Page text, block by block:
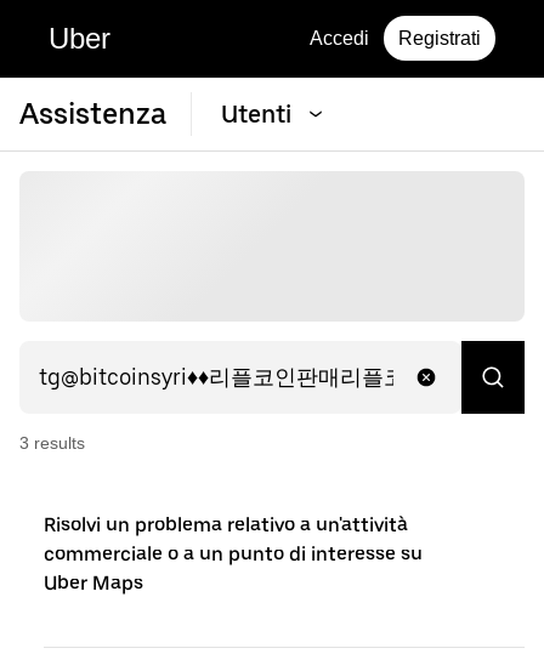
Uber Accedi Registrati
Assistenza Utenti
3 results
Risolvi un problema relativo a un'attività
commerciale o a un punto di interesse su
Uber Maps